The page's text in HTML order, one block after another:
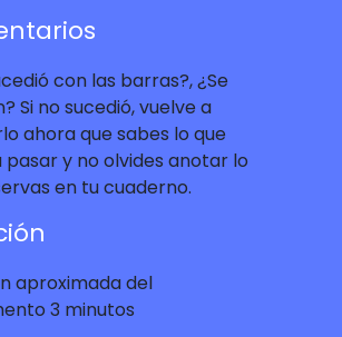
con las barras?, ¿Se
Si no sucedió, vuelve a
ahora que sabes lo que
y no olvides anotar lo
en tu cuaderno.
aproximada del
3 minutos